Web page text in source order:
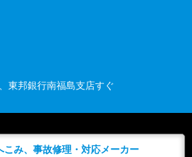
東邦銀行南福島支店すぐ
み、事故修理・対応メーカー